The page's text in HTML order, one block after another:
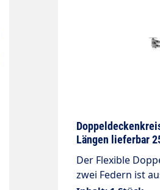
Doppeldeckenkreisel Edelstahl in 4
Längen lieferbar
Der Flexible
zwei Federn ist